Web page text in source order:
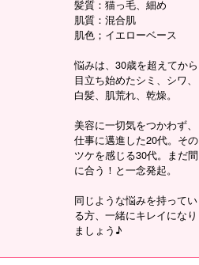
髪質：猫っ毛、細め
肌質：混合肌
肌色；イエローベース
悩みは、30歳を超えてから
目立ち始めたシミ、シワ、
白髪、肌荒れ、乾燥。
美容に一切気をつかわず、
仕事に邁進した20代。その
ツケを感じる30代。まだ間
に合う！と一念発起。
同じような悩みを持ってい
る方、一緒にキレイになり
ましょう♪